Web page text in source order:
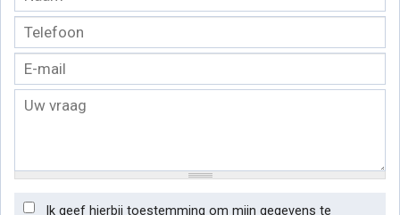
Ik geef hierbij toestemming om mijn gegevens te